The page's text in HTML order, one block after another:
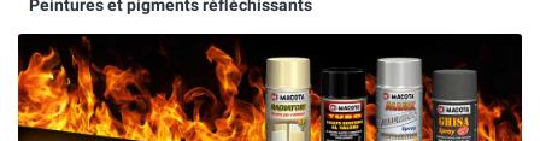
Peintures et pigments réfléchissants